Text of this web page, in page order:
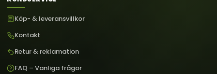
Köp- & leveransvillkor
Kontakt
Retur & reklamation
FAQ – Vanliga frågor